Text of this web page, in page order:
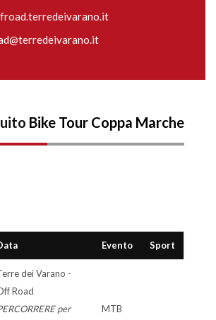
Bike Tour Coppa Marche
Evento Sport
dei Varano -
Road
per
MTB